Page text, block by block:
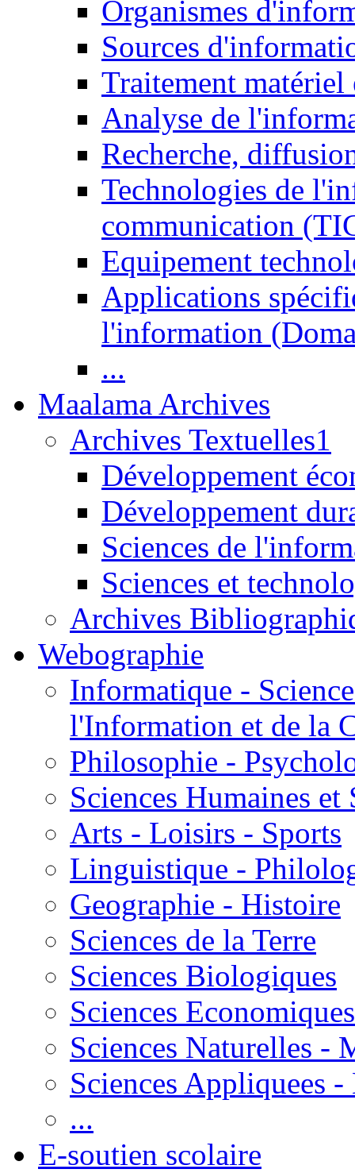
Organismes
Sources
Traitement matériel
Analyse de
Recherche,
Technologies de
communication
Equipement
Applications
l'information
...
Maalama Archives
Archives Textuelles1
Développement
Développement
Sciences de
Sciences et
Archives
Webographie
Informatique -
l'Information et de la
Philosophie -
Sciences Humaines et
Arts - Loisirs - Sports
Linguistique -
Geographie - Histoire
Sciences de la Terre
Sciences Biologiques
Sciences Economiques
Sciences Naturelles -
Sciences Appliquees
...
E-soutien scolaire